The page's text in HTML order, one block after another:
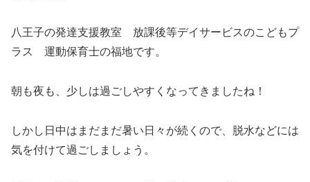
八王子の発達支援教室 放課後等デイサービスのこどもプ
ラス 運動保育士の福地です。
朝も夜も、少しは過ごしやすくなってきましたね！
しかし日中はまだまだ暑い日々が続くので、脱水などには
気を付けて過ごしましょう。